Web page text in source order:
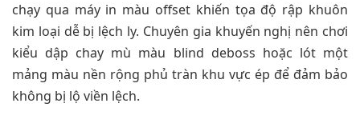
chạy qua máy in màu offset khiến tọa độ rập khuôn
kim loại dễ bị lệch ly. Chuyên gia khuyến nghị nên chơi
kiểu dập chay mù màu blind deboss hoặc lót một
mảng màu nền rộng phủ tràn khu vực ép để đảm bảo
không bị lộ viền lệch.